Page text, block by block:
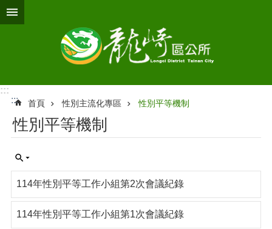
跳到主要內容區塊
:::
:::
首頁 性別主流化專區 性別平等機制
性別平等機制
114年性別平等工作小組第2次會議紀錄
114年性別平等工作小組第1次會議紀錄